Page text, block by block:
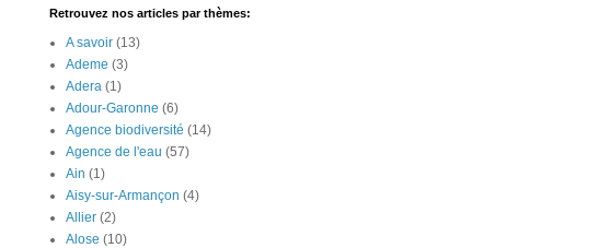
Retrouvez nos articles par thèmes:
A savoir (13)
Ademe (3)
Adera (1)
Adour-Garonne (6)
Agence biodiversité (14)
Agence de l'eau (57)
Ain (1)
Aisy-sur-Armançon (4)
Allier (2)
Alose (10)